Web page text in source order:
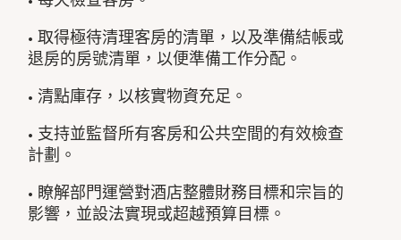
• 取得極待清理客房的清單，以及準備結帳或
退房的房號清單，以便準備工作分配。
• 清點庫存，以核實物資充足。
• 支持並監督所有客房和公共空間的有效檢查
計劃。
• 瞭解部門運營對酒店整體財務目標和宗旨的
影響，並設法實現或超越預算目標。